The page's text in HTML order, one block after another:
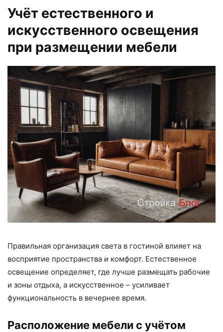
Учёт естественного и
искусственного освещения
при размещении мебели
Правильная организация света в гостиной влияет на
восприятие пространства и комфорт. Естественное
освещение определяет, где лучше размещать рабочие
и зоны отдыха, а искусственное – усиливает
функциональность в вечернее время.
Расположение мебели с учётом